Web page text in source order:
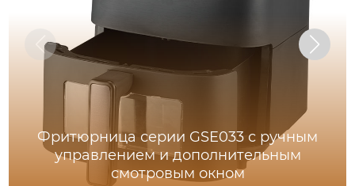
Фритюрница серии GSE033 с ручным
управлением и дополнительным
смотровым окном